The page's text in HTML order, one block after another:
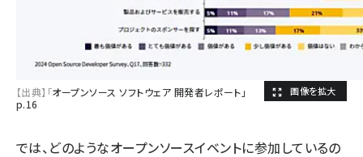
【出典】「オープンソース ソフトウェア 開発者レポート」
p.16
では、どのようなオープンソースイベントに参加しているの